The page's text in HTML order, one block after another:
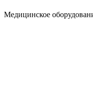
Медицинское